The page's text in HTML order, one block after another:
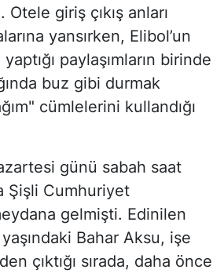
Otele giriş çıkış anları
yansırken, Elibol’un
paylaşımların birinde
buz gibi durmak
cümlelerini kullandığı
günü sabah saat
Şişli Cumhuriyet
gelmişti. Edinilen
Bahar Aksu, işe
çıktığı sırada, daha önce